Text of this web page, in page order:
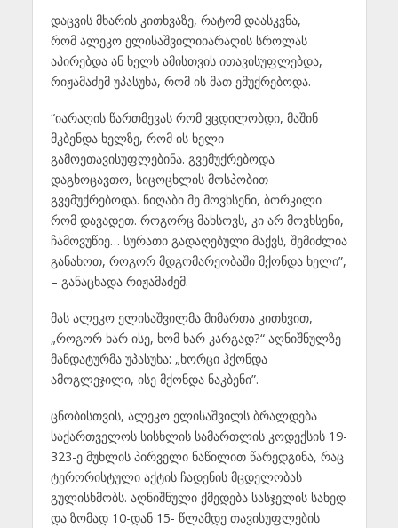
დაცვის მხარის კითხვაზე, რატომ დაასკვნა,
რომ ალეკო ელისაშვილიიარაღის სროლას
აპირებდა ან ხელს ამისთვის ითავისუფლებდა,
რიჟამაძემ უპასუხა, რომ ის მათ ემუქრებოდა.
“იარაღის წართმევას რომ ვცდილობდი, მაშინ
მკბენდა ხელზე, რომ ის ხელი
გამოეთავისუფლებინა. გვემუქრებოდა
დაგხოცავთო, სიცოცხლის მოსპობით
გვემუქრებოდა. ნიღაბი მე მოვხსენი, ბორკილი
რომ დავადეთ. როგორც მახსოვს, კი არ მოვხსენი,
ჩამოვუწიე… სურათი გადაღებული მაქვს, შემიძლია
განახოთ, როგორ მდგომარეობაში მქონდა ხელი”,
– განაცხადა რიჟამაძემ.
მას ალეკო ელისაშვილმა მიმართა კითხვით,
„როგორ ხარ ისე, ხომ ხარ კარგად?“ აღნიშნულზე
მანდატურმა უპასუხა: „ხორცი ჰქონდა
ამოგლეჯილი, ისე მქონდა ნაკბენი”.
ცნობისთვის, ალეკო ელისაშვილს ბრალდება
საქართველოს სისხლის სამართლის კოდექსის 19-
323-ე მუხლის პირველი ნაწილით წარედგინა, რაც
ტერორისტული აქტის ჩადენის მცდელობას
გულისხმობს. აღნიშნული ქმედება სასჯელის სახედ
და ზომად 10-დან 15- წლამდე თავისუფლების